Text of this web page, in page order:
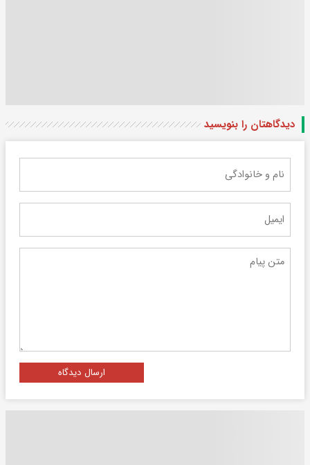
دیدگاهتان را بنویسید
ارسال دیدگاه